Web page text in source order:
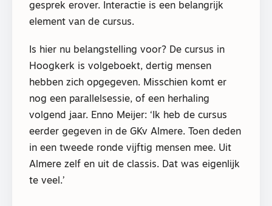
gesprek erover. Interactie is een belangrijk
element van de cursus.
Is hier nu belangstelling voor? De cursus in
Hoogkerk is volgeboekt, dertig mensen
hebben zich opgegeven. Misschien komt er
nog een parallelsessie, of een herhaling
volgend jaar. Enno Meijer: ‘Ik heb de cursus
eerder gegeven in de GKv Almere. Toen deden
in een tweede ronde vijftig mensen mee. Uit
Almere zelf en uit de classis. Dat was eigenlijk
te veel.’